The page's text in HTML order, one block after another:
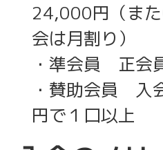
24,000円（ま
会は月割り）
・準会員 正会
・賛助会員
円で１口以上